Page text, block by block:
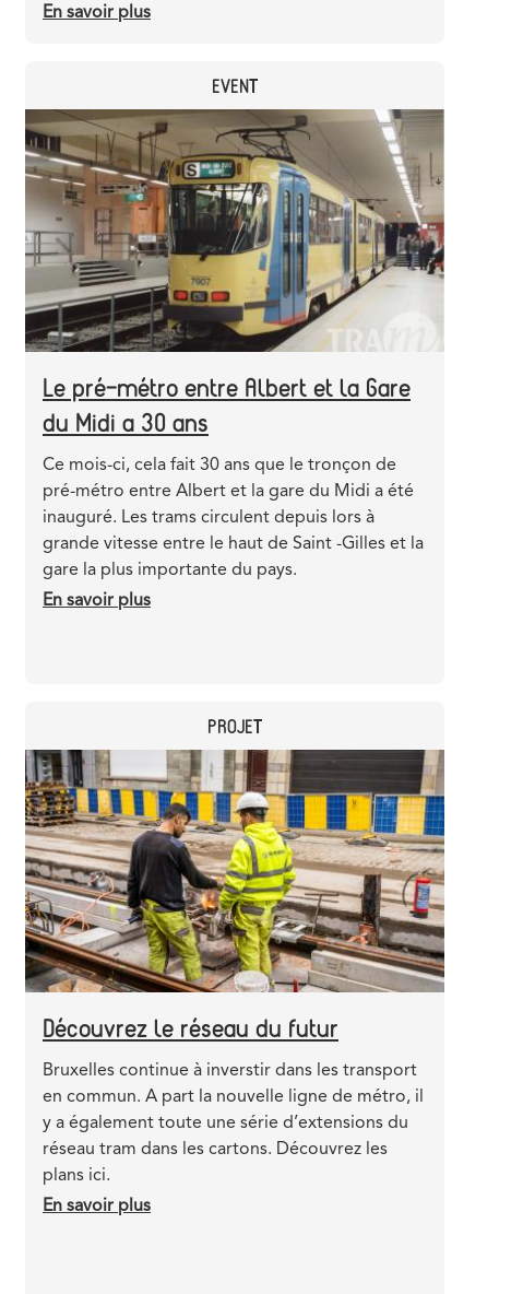
En savoir plus
relie
10
nouveaux
arrêts
au
pré-
métro
EVENT
Header
image
Image
Le pré-métro entre Albert et la Gare
du Midi a 30 ans
Teaser
Ce mois-ci, cela fait 30 ans que le tronçon de
pré-métro entre Albert et la gare du Midi a été
inauguré. Les trams circulent depuis lors à
grande vitesse entre le haut de Saint -Gilles et la
gare la plus importante du pays.
En savoir plus
la
Gare
du
Midi
30
ans
PROJET
Header
image
Image
Découvrez le réseau du futur
Teaser
Bruxelles continue à inverstir dans les transport
en commun. A part la nouvelle ligne de métro, il
y a également toute une série d’extensions du
réseau tram dans les cartons. Découvrez les
plans ici.
En savoir plus